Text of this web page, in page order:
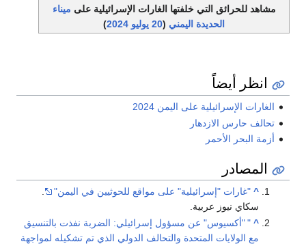
مشاهد للحرائق التي خلفتها الغارات الإسرائيلية على ميناء
الحديدة اليمني (20 يوليو 2024
)
انظر أيضاً
الغارات الإسرائيلية على اليمن 2024
تحالف حارس الازدهار
أزمة البحر الأحمر
المصادر
^ "غارات "إسرائيلية" على مواقع للحوثيين في اليمن"
.
سكاي نيوز عربية.
^
" "أكسيوس" عن مسؤول إسرائيلي: الضربة نفذت بالتنسيق
مع الولايات المتحدة والتحالف الدولي الذي تم تشكيله لمواجهة